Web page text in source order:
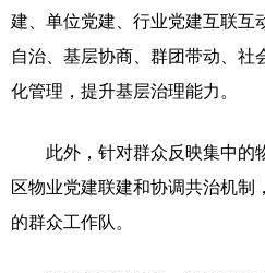
建、单位党建、行业党建互联互
自治、基层协商、群团带动、社
化管理，提升基层治理能力。
此外，针对群众反映集中的
区物业党建联建和协调共治机制
的群众工作队。